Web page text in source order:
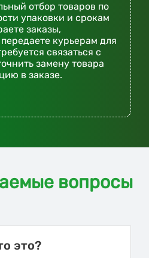
отбор товаров по
упаковки и срокам
заказы,
курьерам для
связаться с
замену товара
в заказе.
вопросы
это?